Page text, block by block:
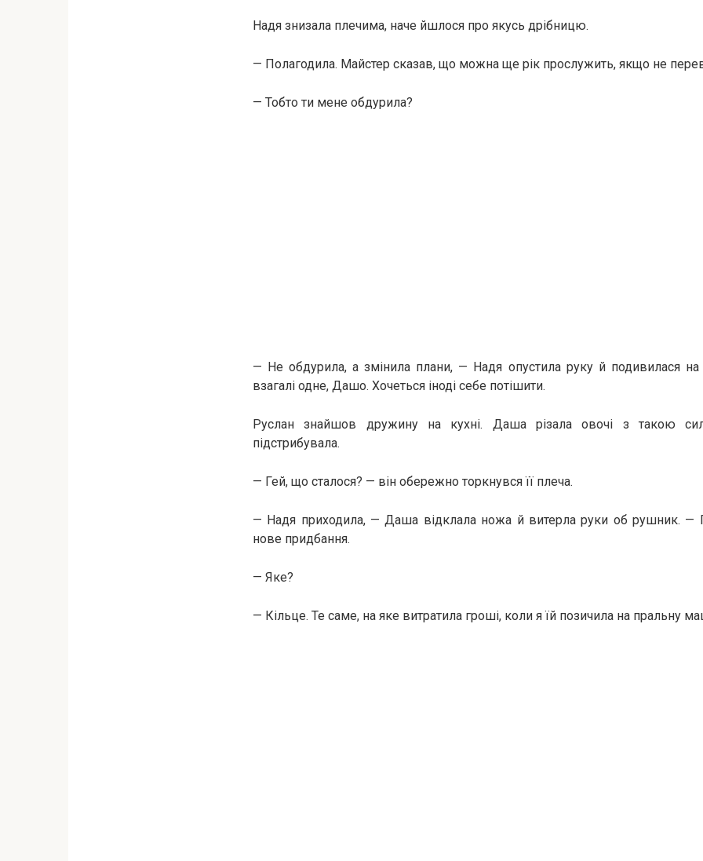
Надя знизала плечима, наче йшлося про якусь дрібницю.
— Полагодила. Майстер сказав, що можна ще рік прослужить, якщо не
— Тобто ти мене обдурила?
— Не обдурила, а змінила плани, — Надя опустила руку й подивилася
взагалі одне, Дашо. Хочеться іноді себе потішити.
Руслан знайшов дружину на кухні. Даша різала овочі з такою
підстрибувала.
— Гей, що сталося? — він обережно торкнувся її плеча.
— Надя приходила, — Даша відклала ножа й витерла руки об рушник. —
нове придбання.
— Яке?
— Кільце. Те саме, на яке витратила гроші, коли я їй позичила на пральну